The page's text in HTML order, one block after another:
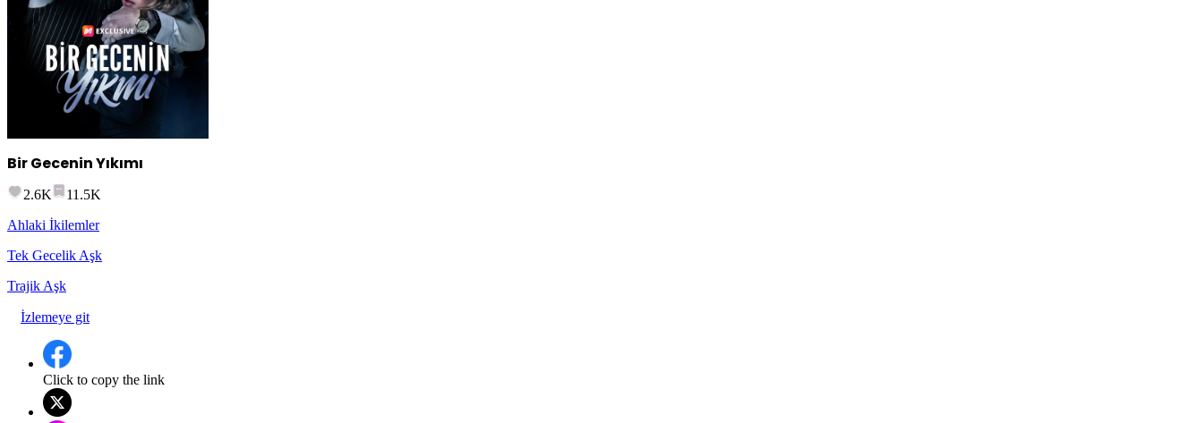
Bir Gecenin Yıkımı
2.6K
11.5K
Ahlaki İkilemler
Tek Gecelik Aşk
Trajik Aşk
İzlemeye git
Click to copy the link